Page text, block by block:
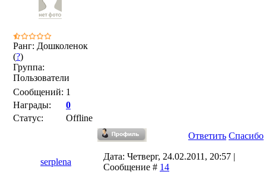
Ранг: Дошколенок
(?)
Группа:
Пользователи
Сообщений: 1
Награды:
0
Статус:
Offline
Ответить Спасибо
serplena
Дата: Четверг, 24.02.2011, 20:57 |
Сообщение # 14